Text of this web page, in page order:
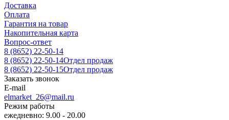
Доставка
Оплата
Гарантия на товар
Накопительная карта
Вопрос-ответ
8 (8652) 22-50-14
8 (8652) 22-50-14Отдел продаж
8 (8652) 22-50-15Отдел продаж
Заказать звонок
E-mail
elmarket_26@mail.ru
Режим работы
ежедневно: 9.00 - 20.00